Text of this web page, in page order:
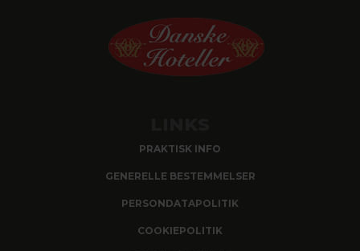
PRAKTISK INFO
GENERELLE BESTEMMELSER
PERSONDATAPOLITIK
COOKIEPOLITIK